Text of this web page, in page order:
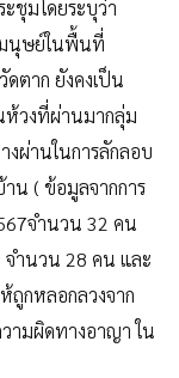
ชุมโดยระบุว่า
นุษย์ในพื้นที่
ตาก ยังคงเป็น
ห้วงที่ผ่านมากลุ่ม
งผ่านในการลักลอบ
น ( ข้อมูลจากการ
จำนวน 32 คน
จำนวน 28 คน และ
ถูกหลอกลวงจาก
ามผิดทางอาญา ใน